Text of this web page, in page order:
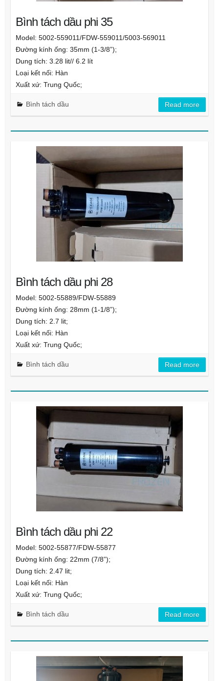
Bình tách dầu phi 35
Model: 5002-559011/FDW-559011/5003-569011
Đường kính ống: 35mm (1-3/8”);
Dung tích: 3.28 lit// 6.2 lít
Loại kết nối: Hàn
Xuất xứ: Trung Quốc;
Bình tách dầu Read more
Bình tách dầu phi 28
Model: 5002-55889/FDW-55889
Đường kính ống: 28mm (1-1/8”);
Dung tích: 2.7 lit;
Loại kết nối: Hàn
Xuất xứ: Trung Quốc;
Bình tách dầu Read more
Bình tách dầu phi 22
Model: 5002-55877/FDW-55877
Đường kính ống: 22mm (7/8”);
Dung tích: 2.47 lit;
Loại kết nối: Hàn
Xuất xứ: Trung Quốc;
Bình tách dầu Read more